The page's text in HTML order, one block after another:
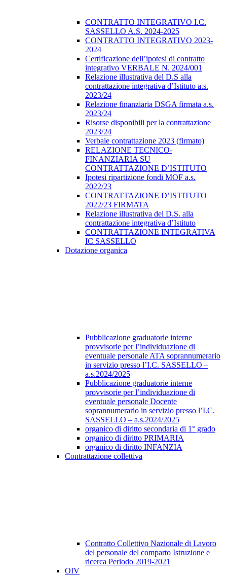
CONTRATTO INTEGRATIVO I.C.
SASSELLO A.S. 2024-2025
CONTRATTO INTEGRATIVO 2023-
2024
Certificazione dell’ipotesi di contratto
integrativo VERBALE N. 2024/001
Relazione illustrativa del D.S alla
contrattazione integrativa d’Istituto a.s.
2023/24
Relazione finanziaria DSGA firmata a.s.
2023/24
Risorse disponibili per la contrattazione
2023/24
Verbale contrattazione 2023 (firmato)
RELAZIONE TECNICO-
FINANZIARIA SU
CONTRATTAZIONE D’ISTITUTO
Ipotesi ripartizione fondi MOF a.s.
2022/23
CONTRATTAZIONE D’ISTITUTO
2022/23 FIRMATA
Relazione illustrativa del D.S. alla
contrattazione integrativa d’Istituto
CONTRATTAZIONE INTEGRATIVA
IC SASSELLO
Dotazione organica
Pubblicazione graduatorie interne
provvisorie per l’individuazione di
eventuale personale ATA soprannumerario
in servizio presso l’I.C. SASSELLO –
a.s.2024/2025
Pubblicazione graduatorie interne
provvisorie per l’individuazione di
eventuale personale Docente
soprannumerario in servizio presso l’I.C.
SASSELLO – a.s.2024/2025
organico di diritto secondaria di 1° grado
organico di diritto PRIMARIA
organico di diritto INFANZIA
Contrattazione collettiva
Contratto Collettivo Nazionale di Lavoro
del personale del comparto Istruzione e
ricerca Periodo 2019-2021
OIV